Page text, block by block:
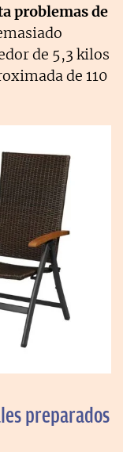
problemas de
de 5,3 kilos
de 110
preparados